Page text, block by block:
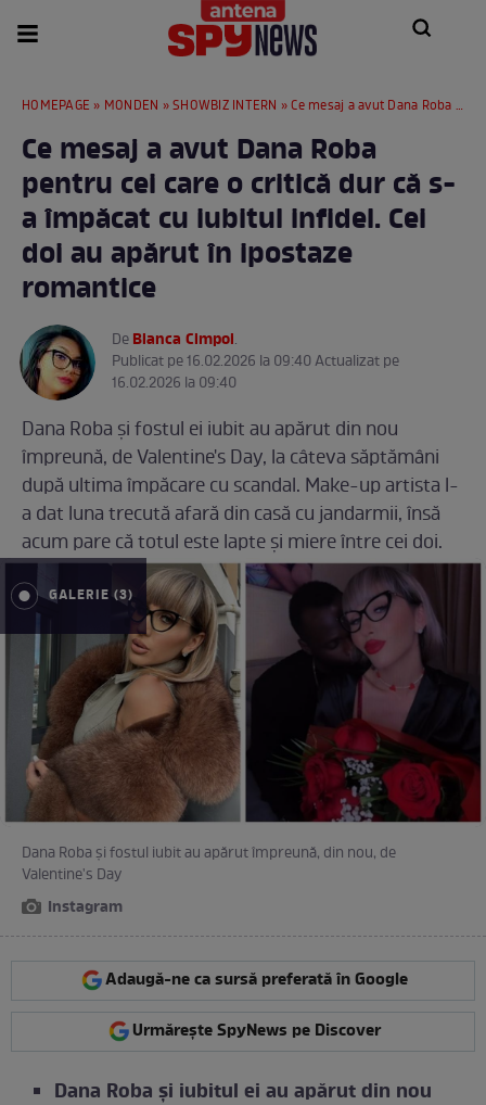
HOMEPAGE » MONDEN »SHOWBIZ INTERN » Ce mesaj a avut Dana Roba pentru cei care o critică dur că s-a împăcat cu iubitul infidel. Cei doi au apărut în ipostaze romantice
Ce mesaj a avut Dana Roba
pentru cei care o critică dur că s-
a împăcat cu iubitul infidel. Cei
doi au apărut în ipostaze
romantice
DeBianca Cimpoi.
Publicat pe 16.02.2026 la 09:40 Actualizat pe
16.02.2026 la 09:40
Dana Roba și fostul ei iubit au apărut din nou
împreună, de Valentine's Day, la câteva săptămâni
după ultima împăcare cu scandal. Make-up artista l-
a dat luna trecută afară din casă cu jandarmii, însă
acum pare că totul este lapte și miere între cei doi.
GALERIE (3)
Dana Roba și fostul iubit au apărut împreună, din nou, de
Valentine's Day
Instagram
Adaugă-ne ca sursă preferată în Google
Urmărește SpyNews pe Discover
Dana Roba și iubitul ei au apărut din nou